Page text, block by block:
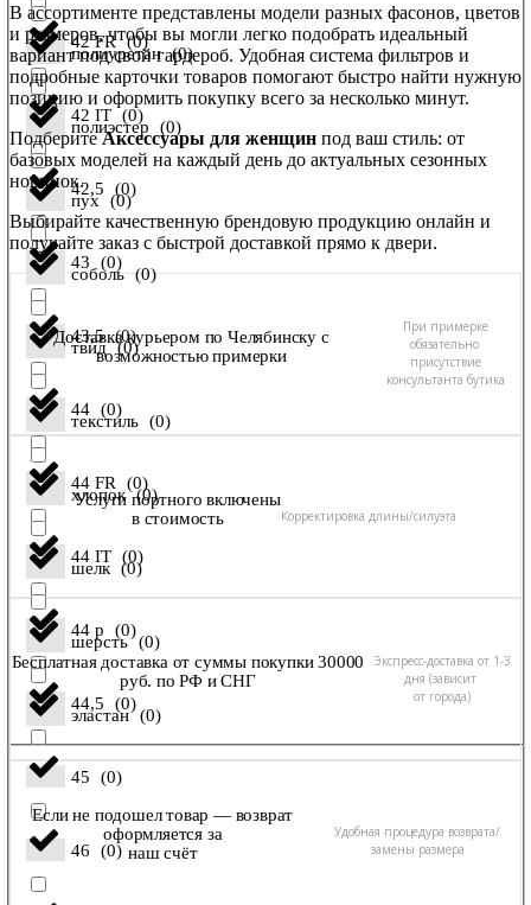
42 FR (0)
42 IT (0)
42,5 (0)
43 (0)
43,5 (0)
44 (0)
44 FR (0)
44 IT (0)
44 р (0)
44,5 (0)
45 (0)
46 (0)
полиуретан (0)
полиэстер (0)
пух (0)
соболь (0)
твид (0)
текстиль (0)
хлопок (0)
шелк (0)
шерсть (0)
эластан (0)
В ассортименте представлены модели разных фасонов, цветов
и размеров, чтобы вы могли легко подобрать идеальный
вариант под свой гардероб. Удобная система фильтров и
подробные карточки товаров помогают быстро найти нужную
позицию и оформить покупку всего за несколько минут.
ПодберитеАксессуары для женщин под ваш стиль: от
базовых моделей на каждый день до актуальных сезонных
новинок.
Выбирайте качественную брендовую продукцию онлайн и
получайте заказ с быстрой доставкой прямо к двери.
Доставка курьером по Челябинску с
возможностью примерки
При примерке
обязательно
присутствие
консультанта бутика
Услуги портного включены
в стоимость
Корректировка длины/силуэта
Бесплатная доставка от суммы покупки 30000
руб. по РФ и СНГ
Экспресс-доставка от 1-3
дня (зависит
от города)
Если не подошел товар — возврат
оформляется за
наш счёт
Удобная процедура возврата/
замены размера